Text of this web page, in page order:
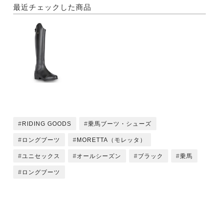
最近チェックした商品
RIDING GOODS 乗馬ブーツ・シューズ
ロングブーツ MORETTA（モレッタ）
ユニセックス オールシーズン ブラック 乗馬
ロングブーツ